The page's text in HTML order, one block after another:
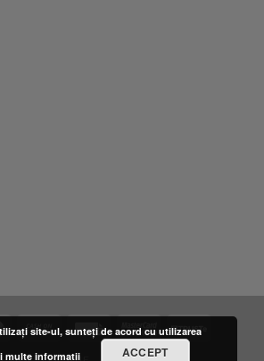
site-ul, sunteți de acord cu utilizarea
multe informatii ACCEPT